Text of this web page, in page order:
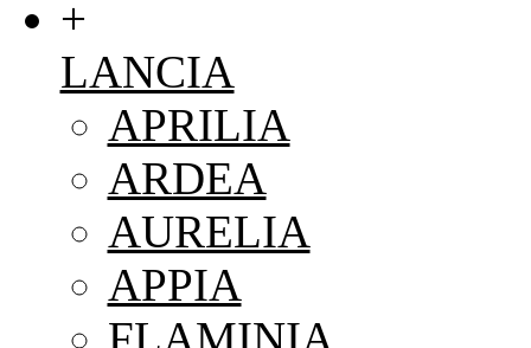
+
LANCIA
APRILIA
ARDEA
AURELIA
APPIA
FLAMINIA